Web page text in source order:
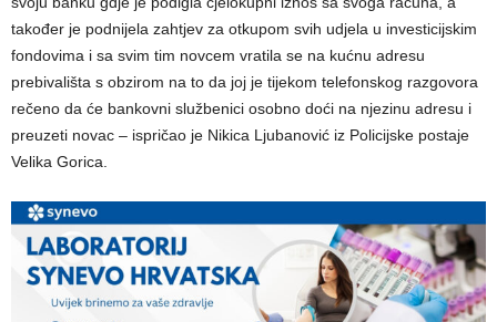
također je podnijela zahtjev za otkupom svih udjela u investicijskim
fondovima i sa svim tim novcem vratila se na kućnu adresu
prebivališta s obzirom na to da joj je tijekom telefonskog razgovora
rečeno da će bankovni službenici osobno doći na njezinu adresu i
preuzeti novac – ispričao je Nikica Ljubanović iz Policijske postaje
Velika Gorica.